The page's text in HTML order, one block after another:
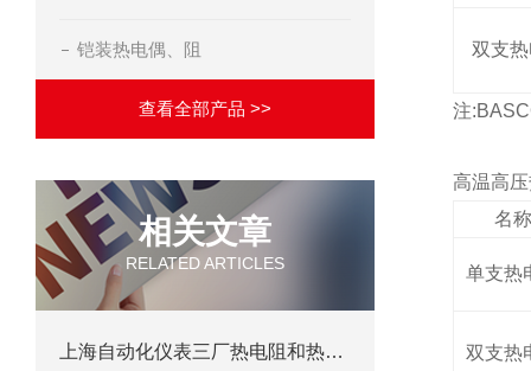
铠装热电偶、阻
查看全部产品 >>
相关文章
RELATED ARTICLES
上海自动化仪表三厂热电阻和热电偶的区别
双支
注
高温高
名称
单支热
双支热